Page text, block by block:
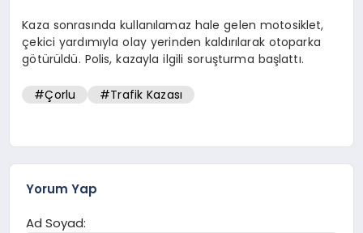
Kaza sonrasında kullanılamaz hale gelen motosiklet,
çekici yardımıyla olay yerinden kaldırılarak otoparka
götürüldü. Polis, kazayla ilgili soruşturma başlattı.
#Çorlu #Trafik Kazası
Yorum Yap
Ad Soyad: